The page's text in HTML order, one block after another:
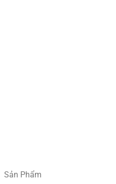
Sản Phẩm